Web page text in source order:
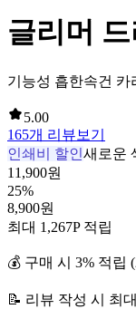
글리머
기능성 흡한속건 카
5.00
165개 리뷰보기
인쇄비 할인 새로운
11,900원
25%
8,900원
최대 1,267P 적립
💰 구매 시 3% 적립 (
📝 리뷰 작성 시 최대